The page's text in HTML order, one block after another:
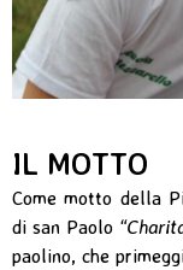
IL MOTTO
Come motto della
di san Paolo
paolino, che